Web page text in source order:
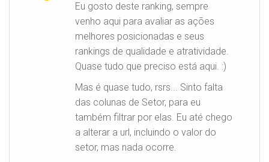
Eu gosto deste ranking, sempre
venho aqui para avaliar as ações
melhores posicionadas e seus
rankings de qualidade e atratividade.
Quase tudo que preciso está aqui. :)
Mas é quase tudo, rsrs... Sinto falta
das colunas de Setor, para eu
também filtrar por elas. Eu até chego
a alterar a url, incluindo o valor do
setor, mas nada ocorre.